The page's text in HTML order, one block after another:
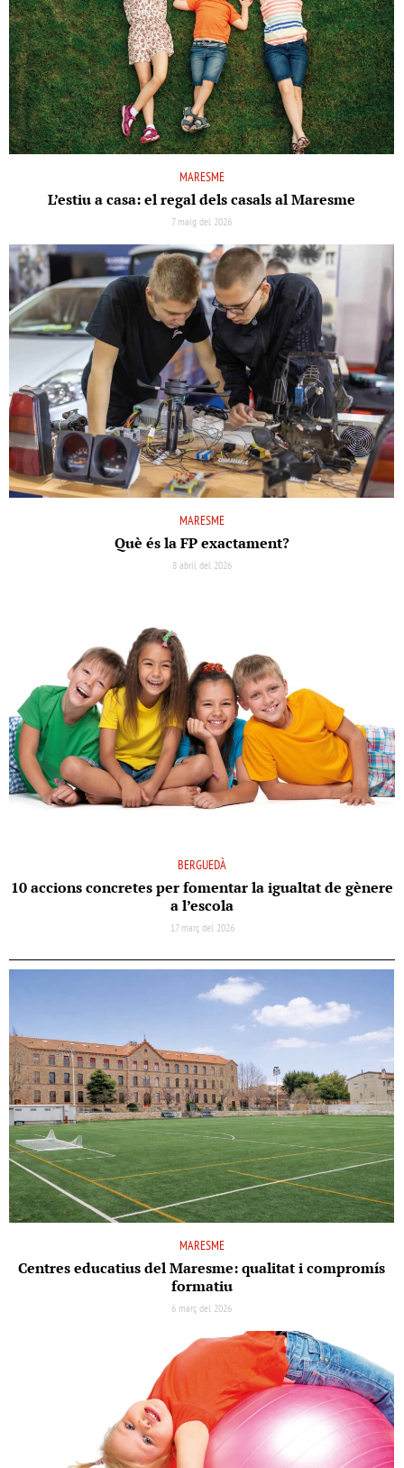
MARESME
L’estiu a casa: el regal dels casals al Maresme
7 maig del 2026
MARESME
Què és la FP exactament?
8 abril del 2026
BERGUEDÀ
10 accions concretes per fomentar la igualtat de gènere
a l’escola
17 març del 2026
MARESME
Centres educatius del Maresme: qualitat i compromís
formatiu
6 març del 2026